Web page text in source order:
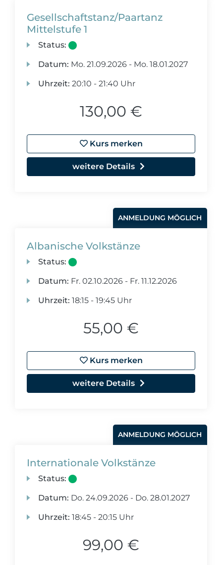
Gesellschaftstanz/Paartanz
Mittelstufe 1
Status:
Datum: Mo. 21.09.2026 - Mo. 18.01.2027
Uhrzeit: 20:10 - 21:40 Uhr
130,00 €
Kurs merken
weitere Details
ANMELDUNG MÖGLICH
Albanische Volkstänze
Status:
Datum: Fr. 02.10.2026 - Fr. 11.12.2026
Uhrzeit: 18:15 - 19:45 Uhr
55,00 €
Kurs merken
weitere Details
ANMELDUNG MÖGLICH
Internationale Volkstänze
Status:
Datum: Do. 24.09.2026 - Do. 28.01.2027
Uhrzeit: 18:45 - 20:15 Uhr
99,00 €